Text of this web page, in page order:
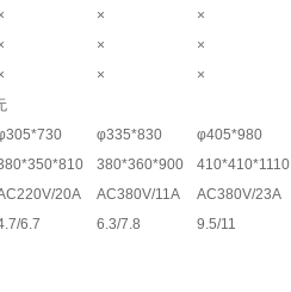
× ×
× ×
× ×
φ335*830 φ405*980
380*360*900 410*410*1110
20A AC380V/11A AC380V/23A
6.7 6.3/7.8 9.5/11